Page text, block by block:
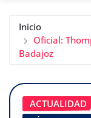
Inicio
Oficial:
Badajoz
ACTUALIDAD